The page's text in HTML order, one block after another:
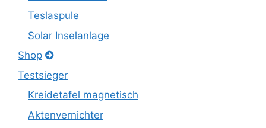
Teslaspule
Solar Inselanlage
Shop
Testsieger
Kreidetafel magnetisch
Aktenvernichter